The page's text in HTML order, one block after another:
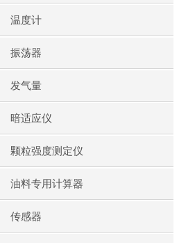
温度计
振荡器
发气量
暗适应仪
颗粒强度测定仪
油料专用计算器
传感器